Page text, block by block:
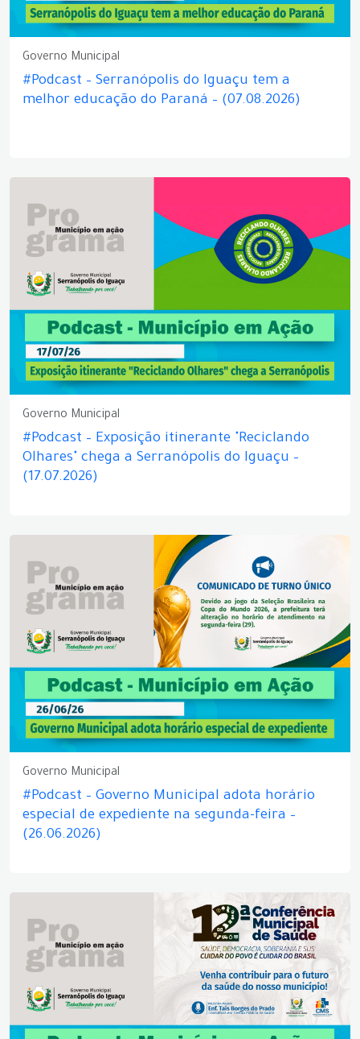
Governo Municipal
#Podcast – Serranópolis do Iguaçu tem a
melhor educação do Paraná – (07.08.2026)
Governo Municipal
#Podcast – Exposição itinerante "Reciclando
Olhares" chega a Serranópolis do Iguaçu –
(17.07.2026)
Governo Municipal
#Podcast – Governo Municipal adota horário
especial de expediente na segunda-feira –
(26.06.2026)